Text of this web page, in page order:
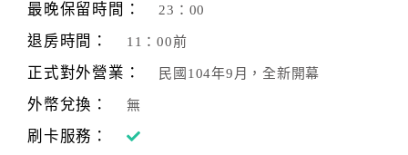
劃
商
品
傳
最晚保留時間： 23：00
退房時間： 11：00前
正式對外營業： 民國104年9月，全新開幕
外幣兌換： 無
刷卡服務：